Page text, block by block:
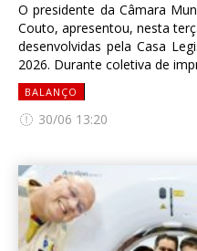
O presidente da Câmara
Couto, apresentou, nesta
desenvolvidas pela Casa
2026. Durante coletiva de
BALANÇO
30/06 13:20